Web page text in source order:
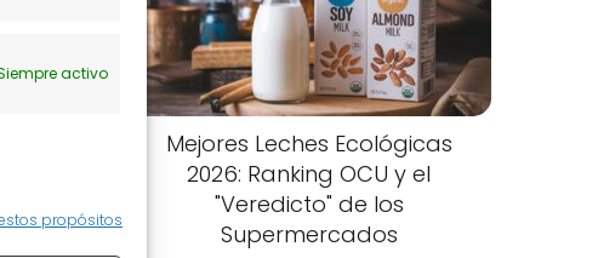
activo
propósitos
Mejores Leches Ecológicas
2026: Ranking OCU y el
"Veredicto" de los
Supermercados